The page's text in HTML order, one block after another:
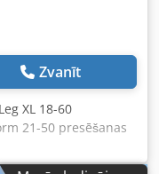
Zvanīt
XL 18-60
21-50 presēšanas
XL 18-60
labā stāvoklī,